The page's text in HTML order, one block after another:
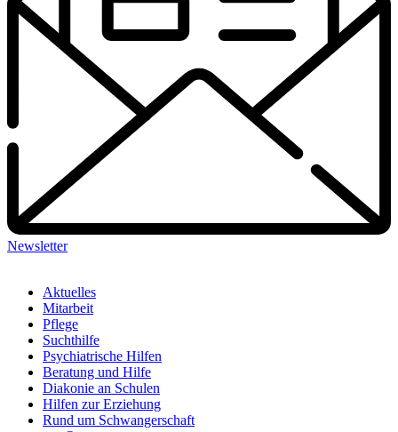
53177
53340
53343
53347
53913
Newsletter
Aktuelles
Mitarbeit
Pflege
Suchthilfe
Psychiatrische Hilfen
Beratung und Hilfe
Diakonie an Schulen
Hilfen zur Erziehung
Rund um Schwangerschaft